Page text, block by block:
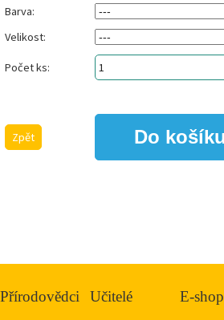
Barva:
Velikost:
Počet ks:
Zpět
Přírodovědci Učitelé E-shop